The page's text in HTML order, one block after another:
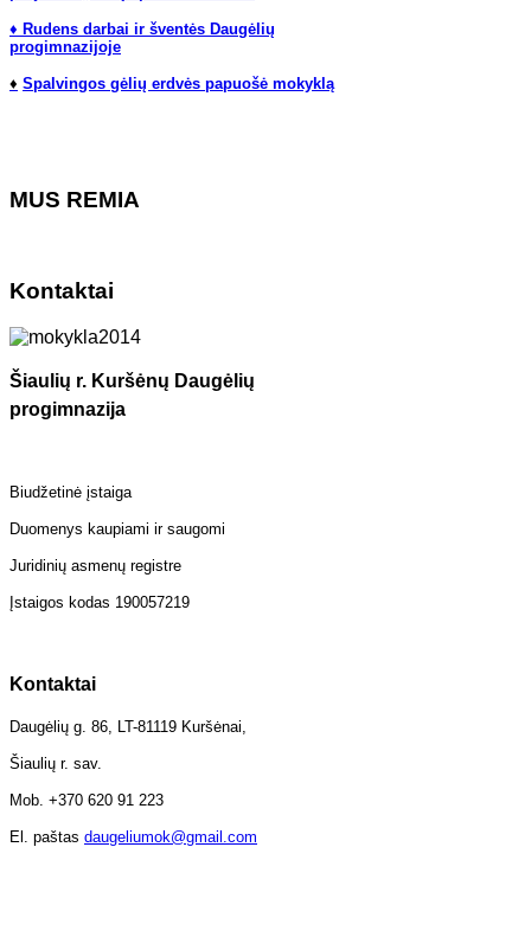
♦ Rudens darbai ir šventės Daugėlių
progimnazijoje
♦ Spalvingos gėlių erdvės papuošė mokyklą
MUS REMIA
Kontaktai
Šiaulių r. Kuršėnų Daugėlių
progimnazija
Biudžetinė įstaiga
Duomenys kaupiami ir saugomi
Juridinių asmenų registre
Įstaigos kodas 190057219
Kontaktai
Daugėlių g. 86, LT-81119 Kuršėnai,
Šiaulių r. sav.
Mob. +370 620 91 223
El. paštas daugeliumok@gmail.com